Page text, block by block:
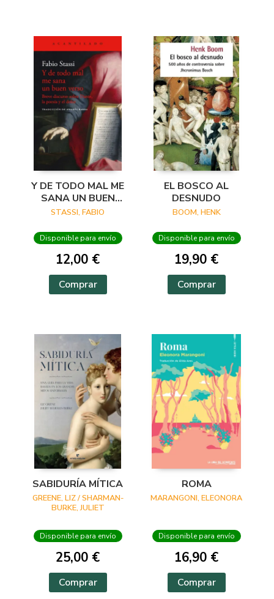
Y DE TODO MAL ME
SANA UN BUEN
VERSO
STASSI, FABIO
Disponible para envío
12,00 €
Comprar
EL BOSCO AL
DESNUDO
BOOM, HENK
Disponible para envío
19,90 €
Comprar
SABIDURÍA MÍTICA
GREENE, LIZ / SHARMAN-
BURKE, JULIET
Disponible para envío
25,00 €
Comprar
ROMA
MARANGONI, ELEONORA
Disponible para envío
16,90 €
Comprar